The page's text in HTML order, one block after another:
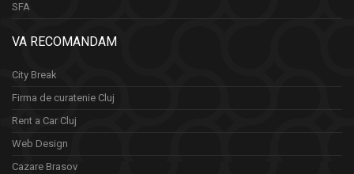
SFA
VA RECOMANDAM
City Break
Firma de curatenie Cluj
Rent a Car Cluj
Web Design
Cazare Brasov